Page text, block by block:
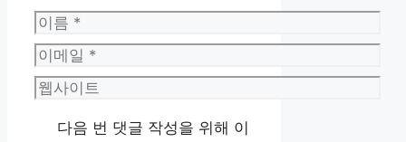
이
름
이
메
웹
다음 번 댓글 작성을 위해 이